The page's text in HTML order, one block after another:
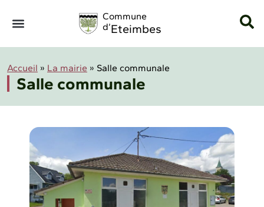
Commune
d’Eteimbes
Accueil » La mairie » Salle communale
Salle communale